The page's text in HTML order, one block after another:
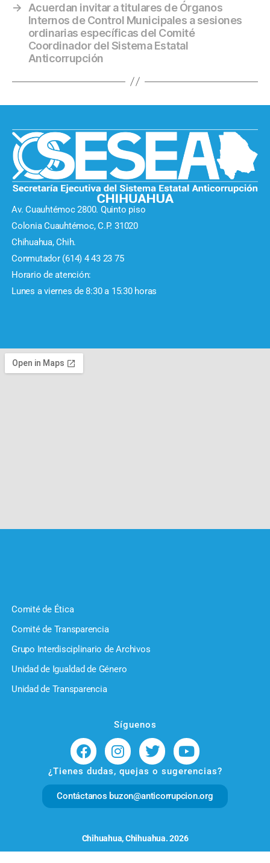
→
Acuerdan invitar a titulares de Órganos
Internos de Control Municipales a sesiones
ordinarias específicas del Comité
Coordinador del Sistema Estatal
Anticorrupción
Av. Cuauhtémoc 2800. Quinto piso
Colonia Cuauhtémoc, C.P. 31020
Chihuahua, Chih.
Conmutador (614) 4 43 23 75
Horario de atención:
Lunes a viernes de 8:30 a 15:30 horas
Comité de Ética
Comité de Transparencia
Grupo Interdisciplinario de Archivos
Unidad de Igualdad de Género
Unidad de Transparencia
Síguenos
¿Tienes dudas, quejas o sugerencias?
Contáctanos buzon@anticorrupcion.org
Chihuahua, Chihuahua. 2026